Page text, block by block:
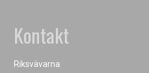
Kontakt
Riksvävarna